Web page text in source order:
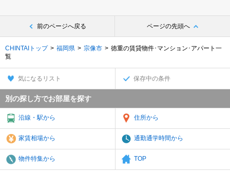
前のページへ戻る ページの先頭へ
CHINTAIトップ 福岡県 宗像市
徳重の賃貸物件･マンション･アパート一
覧
気になるリスト 保存中の条件
別の探し方でお部屋を探す
沿線・駅から 住所から
家賃相場から 通勤通学時間から
物件特集から TOP